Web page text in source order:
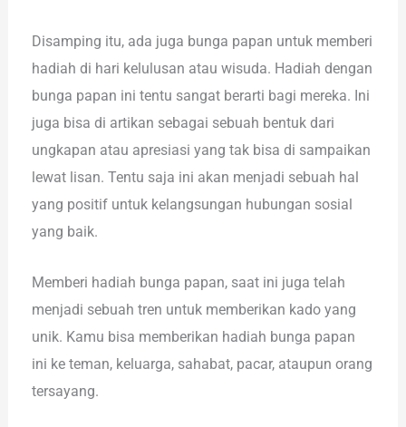
Disamping itu, ada juga bunga papan untuk memberi
hadiah di hari kelulusan atau wisuda. Hadiah dengan
bunga papan ini tentu sangat berarti bagi mereka. Ini
juga bisa di artikan sebagai sebuah bentuk dari
ungkapan atau apresiasi yang tak bisa di sampaikan
lewat lisan. Tentu saja ini akan menjadi sebuah hal
yang positif untuk kelangsungan hubungan sosial
yang baik.
Memberi hadiah bunga papan, saat ini juga telah
menjadi sebuah tren untuk memberikan kado yang
unik. Kamu bisa memberikan hadiah bunga papan
ini ke teman, keluarga, sahabat, pacar, ataupun orang
tersayang.